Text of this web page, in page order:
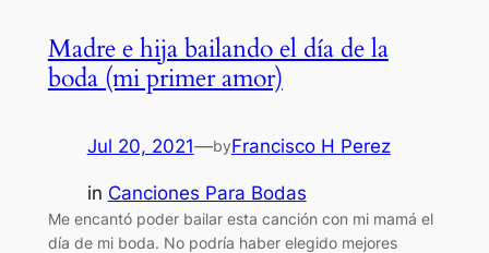
Madre e hija bailando el día de la
boda (mi primer amor)
Jul 20, 2021—byFrancisco H Perez
in Canciones Para Bodas
Me encantó poder bailar esta canción con mi mamá el
día de mi boda. No podría haber elegido mejores